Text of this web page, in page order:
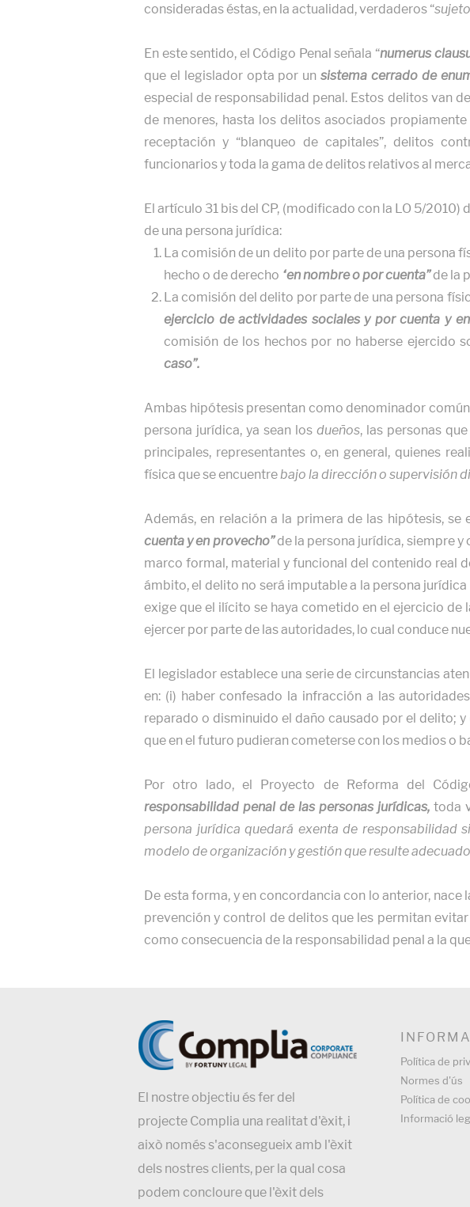
consideradas éstas, en la actualidad, verdaderos “
En este sentido, el Código Penal señala “numerus
que el legislador opta por unsistema cerrado de
especial de responsabilidad penal. Estos delitos van
de menores, hasta los delitos asociados
receptación y “blanqueo de capitales”, delitos
funcionarios y toda la gama de delitos relativos al
El artículo 31 bis del CP, (modificado con la LO 5/
de una persona jurídica:
La comisión de un delito por parte de una persona
hecho o de derecho “en nombre o por cuenta”de la
La comisión del delito por parte de una persona
ejercicio de actividades sociales y por cuenta y
comisión de los hechos por no haberse ejercido
caso”.
Ambas hipótesis presentan como denominador
persona jurídica, ya sean los dueños, las personas
principales, representantes o, en general, quienes
física que se encuentre bajo la dirección o supervisión
Además, en relación a la primera de las hipótesis,
cuenta y en provecho”de la persona jurídica, siempre y
marco formal, material y funcional del contenido real
ámbito, el delito no será imputable a la persona
exige que el ilícito se haya cometido en el ejercicio
ejercer por parte de las autoridades, lo cual conduce
El legislador establece una serie de circunstancias
en: (i) haber confesado la infracción a las
reparado o disminuido el daño causado por el delito;
que en el futuro pudieran cometerse con los medios o
Por otro lado, el Proyecto de Reforma del
responsabilidad penal de las personas jurídicas,toda
persona jurídica quedará exenta de responsabilidad
modelo de organización y gestión que resulte
De esta forma, y en concordancia con lo anterior,
prevención y control de delitos que les permitan
como consecuencia de la responsabilidad penal a la
El nostre objectiu és fer del
projecte Complia una realitat d'èxit, i
això només s'aconsegueix amb l'èxit
dels nostres clients, per la qual cosa
podem concloure que l'èxit dels
Política de
Normes d'ús
Política de
Informació